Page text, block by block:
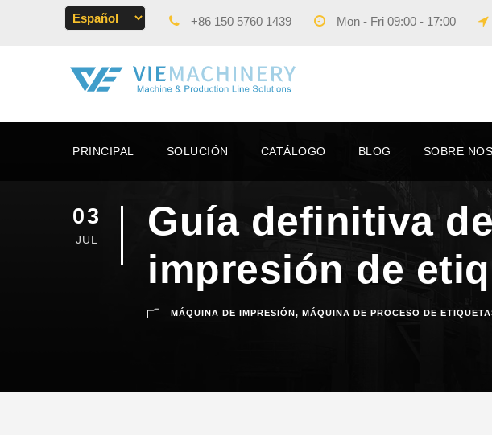
+86 150 5760 1439 Mon - Fri 09:00 - 17:00
PRINCIPAL SOLUCIÓN CATÁLOGO BLOG SOBRE
03
JUL
Guía definitiva
impresión de
MÁQUINA DE IMPRESIÓN, MÁQUINA DE PROCESO DE